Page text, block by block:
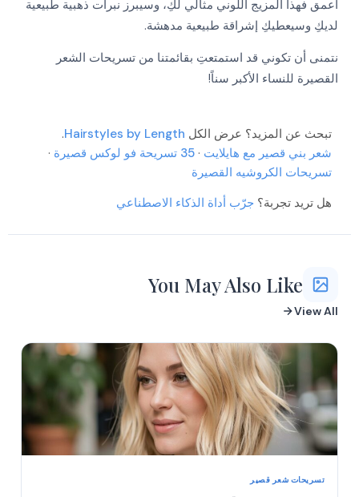
More
More
More
More
More
More
أعمق فهذا المزيج اللوني مثالي لكِ، وسيبرز نبرات ذهبية طبيعية
لديكِ وسيعطيكِ إشراقة طبيعية مدهشة.
نتمنى أن تكوني قد استمتعتِ بقائمتنا من تسريحات الشعر
القصيرة للنساء الأكبر سناً!
تبحث عن المزيد؟ عرض الكل Hairstyles by Length
.
شعر بني قصير مع هايلايت · 35 تسريحة فو لوكس قصيرة
·
تسريحات الكروشيه القصيرة
هل تريد تجربة؟ جرّب أداة الذكاء الاصطناعي
You May Also Like
View All
تسريحات شعر قصير